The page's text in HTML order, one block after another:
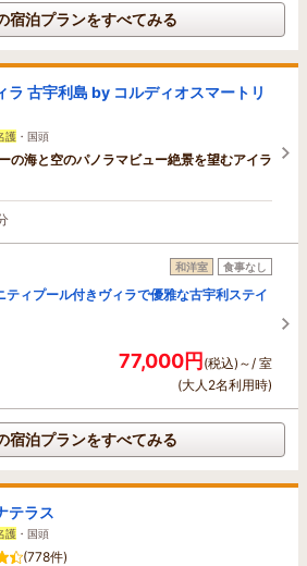
宿泊プランをすべてみる
ラ 古宇利島 by コルディオスマートリ
護 ・国頭
の海と空のパノラマビュー絶景を望むアイラ
和洋室 食事なし
ィプール付きヴィラで優雅な古宇利ステイ
77,000円(税込)～/ 室
(大人2名利用時)
宿泊プランをすべてみる
テラス
護 ・国頭
(778件)